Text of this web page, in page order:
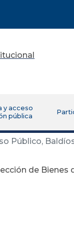
y acceso
pública
Público,
de Bienes